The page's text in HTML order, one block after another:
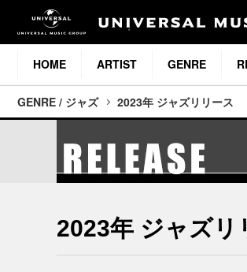
HOME ARTIST GENRE
GENRE / ジャズ 2023年 ジャズリリース
2023年 ジャズリ